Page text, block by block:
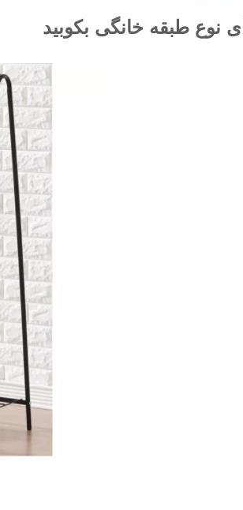
طبقه خانگی بکوبید